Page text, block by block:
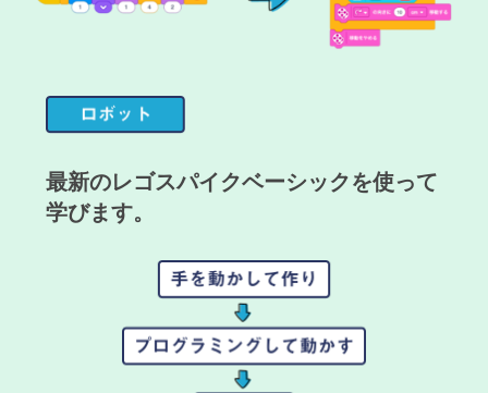
最新のレゴスパイクベーシックを使って
学びます。